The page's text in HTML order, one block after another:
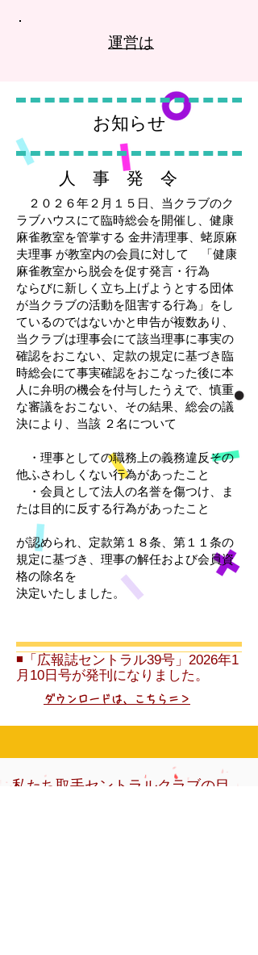
運営は
お知らせ
​人 事 発 令
２０２６年２月１５日、当クラブのク
ラブハウスにて臨時総会を開催し、健康
麻雀教室を管掌する 金井清理事、蛯原麻
夫理事 が教室内の会員に対して 「健康
麻雀教室から脱会を促す発言・行為
ならびに新しく立ち上げようとする団体
が当クラブの活動を阻害する行為」をし
ているのではないかと申告が複数あり、
当クラブは理事会にて該当理事に事実の
確認をおこない、定款の規定に基づき臨
時総会にて事実確認をおこなった後に本
人に弁明の機会を付与したうえで、慎重
な審議をおこない、その結果、総会の議
決により、当該 ２名について
・理事としての職務上の義務違反その
他ふさわしくない行為があったこと
・会員として法人の名誉を傷つけ、ま
たは目的に反する行為があったこと
が認められ、定款第１８条、第１１条の
規定に基づき、理事の解任および会員資
格の除名を
決定いたしました。
◾️「 ​広報誌セントラル39号」2026年1
月10日号が発刊になりました。
​ダウンロードは、こちら＝＞
私たち取手セントラルクラブの目